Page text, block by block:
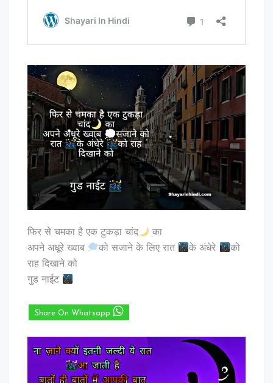
फिर से चमका है एक टुकड़ा चांद
का
अपने अधूरे ख्वाब
को सजाने के लिए रात के अंधेरे
को
राह दिखाने को
गुड नाईट
Share On Whatsapp